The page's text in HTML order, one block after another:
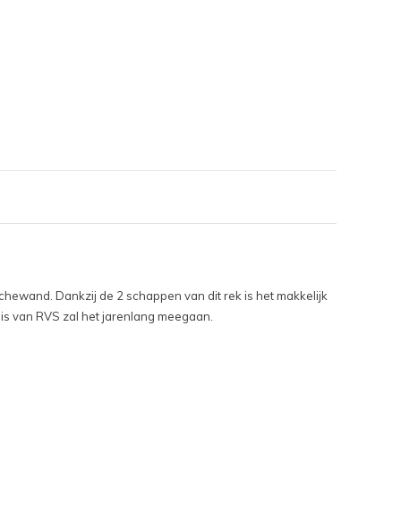
Dankzij de 2 schappen van dit rek is het makkelijk
van RVS zal het jarenlang meegaan.